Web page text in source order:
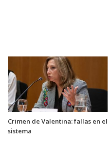
Crimen de Valentina: fallas en el
sistema